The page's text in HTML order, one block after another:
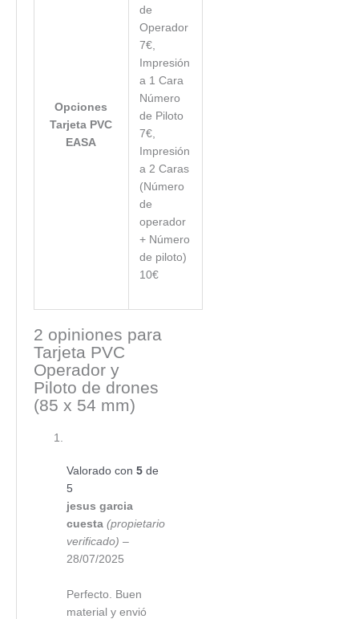
Opciones
Tarjeta PVC
EASA
de
Operador
7€,
Impresión
a 1 Cara
Número
de Piloto
7€,
Impresión
a 2 Caras
(Número
de
operador
+ Número
de piloto)
10€
2 opiniones para
Tarjeta PVC
Operador y
Piloto de drones
(85 x 54 mm)
Valorado con 5de
5
jesus garcia
cuesta (propietario
verificado) –
28/07/2025
Perfecto. Buen
material y envió